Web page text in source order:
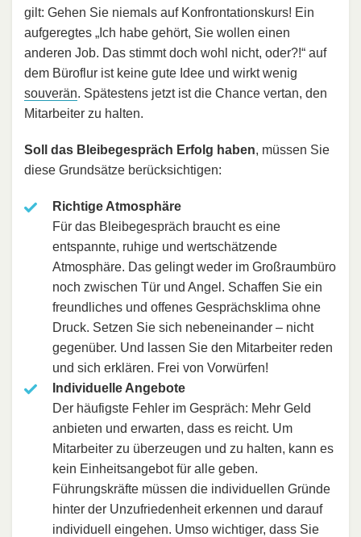
gilt: Gehen Sie niemals auf Konfrontationskurs! Ein
aufgeregtes „Ich habe gehört, Sie wollen einen
anderen Job. Das stimmt doch wohl nicht, oder?!“ auf
dem Büroflur ist keine gute Idee und wirkt wenig
souverän. Spätestens jetzt ist die Chance vertan, den
Mitarbeiter zu halten.
Soll das Bleibegespräch Erfolg haben, müssen Sie
diese Grundsätze berücksichtigen:
Richtige Atmosphäre
Für das Bleibegespräch braucht es eine
entspannte, ruhige und wertschätzende
Atmosphäre. Das gelingt weder im Großraumbüro
noch zwischen Tür und Angel. Schaffen Sie ein
freundliches und offenes Gesprächsklima ohne
Druck. Setzen Sie sich nebeneinander – nicht
gegenüber. Und lassen Sie den Mitarbeiter reden
und sich erklären. Frei von Vorwürfen!
Individuelle Angebote
Der häufigste Fehler im Gespräch: Mehr Geld
anbieten und erwarten, dass es reicht. Um
Mitarbeiter zu überzeugen und zu halten, kann es
kein Einheitsangebot für alle geben.
Führungskräfte müssen die individuellen Gründe
hinter der Unzufriedenheit erkennen und darauf
individuell eingehen. Umso wichtiger, dass Sie